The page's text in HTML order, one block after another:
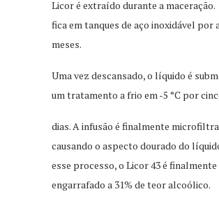
Licor é extraído durante a maceração.
fica em tanques de aço inoxidável por
meses.
Uma vez descansado, o líquido é
um tratamento a frio em -5 °C por
dias. A infusão é finalmente
causando o aspecto dourado do
esse processo, o Licor 43 é finalmente
engarrafado a 31% de teor alcoólico.